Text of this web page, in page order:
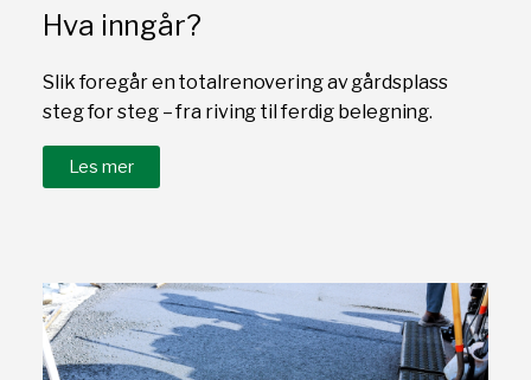
Hva inngår?
Slik foregår en totalrenovering av gårdsplass
steg for steg – fra riving til ferdig belegning.
Les mer